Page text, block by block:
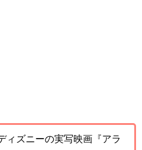
ィズニーの実写映画『アラ